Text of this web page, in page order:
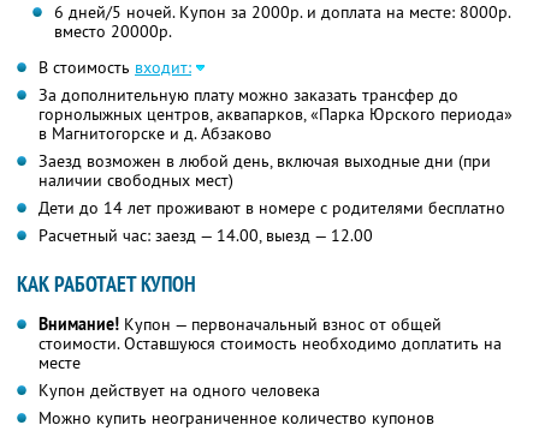
6 дней/5 ночей. Купон за 2000р. и доплата на месте: 8000р.
вместо 20000р.
В стоимость входит:
За дополнительную плату можно заказать трансфер до
горнолыжных центров, аквапарков, «Парка Юрского периода»
в Магнитогорске и д. Абзаково
Заезд возможен в любой день, включая выходные дни (при
наличии свободных мест)
Дети до 14 лет проживают в номере с родителями бесплатно
Расчетный час: заезд — 14.00, выезд — 12.00
КАК РАБОТАЕТ КУПОН
Внимание! Купон — первоначальный взнос от общей
стоимости. Оставшуюся стоимость необходимо доплатить на
месте
Купон действует на одного человека
Можно купить неограниченное количество купонов